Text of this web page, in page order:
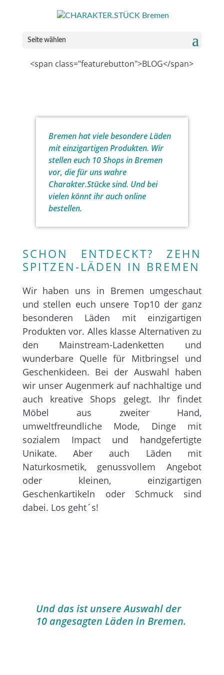
Seite wählen
<span class="featurebutton">BLOG</span>
Bremen hat viele besondere Läden
mit einzigartigen Produkten. Wir
stellen euch 10 Shops in Bremen
vor, die für uns wahre
Charakter.Stücke sind. Und bei
vielen könnt ihr auch online
bestellen.
SCHON ENTDECKT? ZEHN
SPITZEN-LÄDEN IN BREMEN
Wir haben uns in Bremen umgeschaut
und stellen euch unsere Top10 der ganz
besonderen Läden mit einzigartigen
Produkten vor. Alles klasse Alternativen zu
den Mainstream-Ladenketten und
wunderbare Quelle für Mitbringsel und
Geschenkideen. Bei der Auswahl haben
wir unser Augenmerk auf nachhaltige und
auch kreative Shops gelegt. Ihr findet
Möbel aus zweiter Hand,
umweltfreundliche Mode, Dinge mit
sozialem Impact und handgefertigte
Unikate. Aber auch Läden mit
Naturkosmetik, genussvollem Angebot
oder kleinen, einzigartigen
Geschenkartikeln oder Schmuck sind
dabei. Los geht´s!
Und das ist unsere Auswahl der
10 angesagten Läden in Bremen.